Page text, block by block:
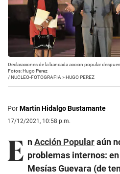
Declaraciones de la bancada accion popular
Fotos: Hugo Perez
/NUCLEO-FOTOGRAFIA > HUGO PEREZ
PorMartin Hidalgo Bustamante
17/12/2021, 10:58 p.m.
E nAcción Popularaún
problemas internos:
Mesías Guevara (de